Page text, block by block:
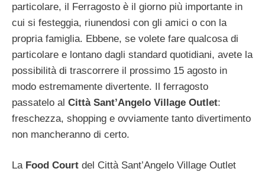
particolare, il Ferragosto è il giorno più importante in
cui si festeggia, riunendosi con gli amici o con la
propria famiglia. Ebbene, se volete fare qualcosa di
particolare e lontano dagli standard quotidiani, avete la
possibilità di trascorrere il prossimo 15 agosto in
modo estremamente divertente. Il ferragosto
passatelo al Città Sant’Angelo Village Outlet:
freschezza, shopping e ovviamente tanto divertimento
non mancheranno di certo.
La Food Court del Città Sant’Angelo Village Outlet